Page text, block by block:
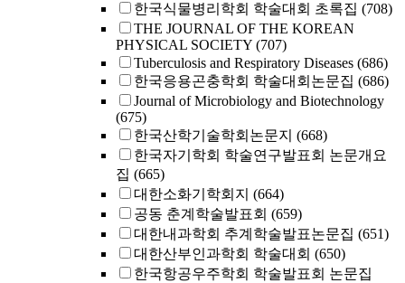
한국식물병리학회 학술대회 초록집 (708)
THE JOURNAL OF THE KOREAN
PHYSICAL SOCIETY (707)
Tuberculosis and Respiratory Diseases (686)
한국응용곤충학회 학술대회논문집 (686)
Journal of Microbiology and Biotechnology
(675)
한국산학기술학회논문지 (668)
한국자기학회 학술연구발표회 논문개요
집 (665)
대한소화기학회지 (664)
공동 춘계학술발표회 (659)
대한내과학회 추계학술발표논문집 (651)
대한산부인과학회 학술대회 (650)
한국항공우주학회 학술발표회 논문집